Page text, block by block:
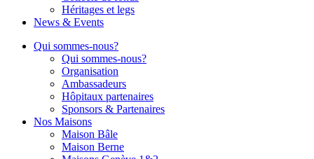
Héritages et legs
News & Events
Qui sommes-nous?
Qui sommes-nous?
Organisation
Ambassadeurs
Hôpitaux partenaires
Sponsors & Partenaires
Nos Maisons
Maison Bâle
Maison Berne